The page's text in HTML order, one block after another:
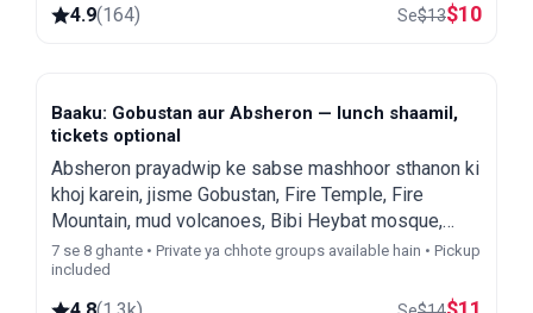
4.9(164) Se$13$10
Baaku: Gobustan aur Absheron — lunch shaamil,
tickets optional
Absheron prayadwip ke sabse mashhoor sthanon ki
khoj karein, jisme Gobustan, Fire Temple, Fire
Mountain, mud volcanoes, Bibi Heybat mosque,
First Oil Wells aur Heydar Aliyev Center shamil hain.
7 se 8 ghante • Private ya chhote groups available hain • Pickup
included